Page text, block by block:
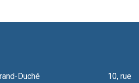
au Grand-Duché 10, rue